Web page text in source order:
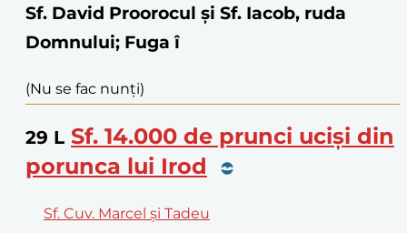
Sf. David Proorocul și Sf. Iacob, ruda
Domnului; Fuga î
(Nu se fac nunți)
29 L Sf. 14.000 de prunci uciși din
porunca lui Irod
Sf. Cuv. Marcel și Tadeu